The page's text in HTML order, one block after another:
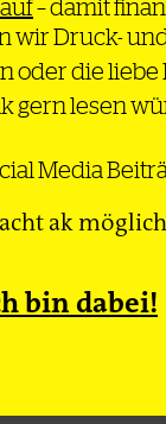
– damit
wir Druck-
oder die liebe
gern lesen
Media
ak
bin dabei!